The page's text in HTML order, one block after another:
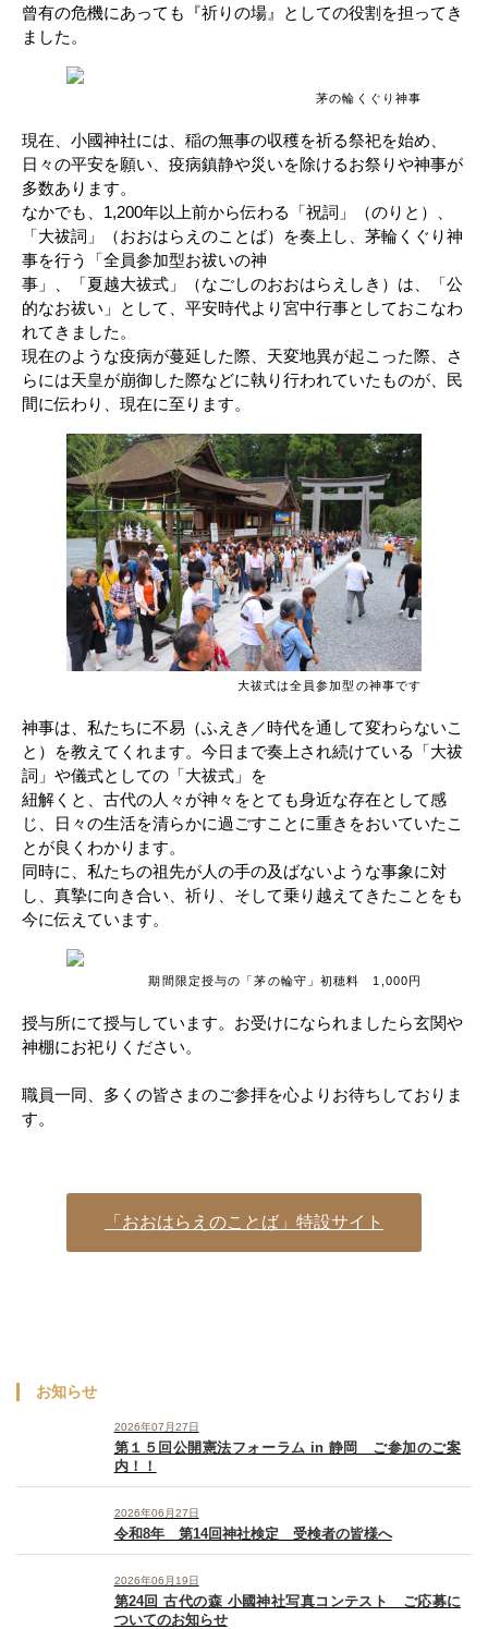
曾有の危機にあっても『祈りの場』としての役割を担ってき
ました。
茅の輪くぐり神事
現在、小國神社には、稲の無事の収穫を祈る祭祀を始め、
日々の平安を願い、疫病鎮静や災いを除けるお祭りや神事が
多数あります。
なかでも、1,200年以上前から伝わる「祝詞」（のりと）、
「大祓詞」（おおはらえのことば）を奏上し、茅輪くぐり神
事を行う「全員参加型お祓いの神
事」、「夏越大祓式」（なごしのおおはらえしき）は、「公
的なお祓い」として、平安時代より宮中行事としておこなわ
れてきました。
現在のような疫病が蔓延した際、天変地異が起こった際、さ
らには天皇が崩御した際などに執り行われていたものが、民
間に伝わり、現在に至ります。
大祓式は全員参加型の神事です
神事は、私たちに不易（ふえき／時代を通して変わらないこ
と）を教えてくれます。今日まで奏上され続けている「大祓
詞」や儀式としての「大祓式」を
紐解くと、古代の人々が神々をとても身近な存在として感
じ、日々の生活を清らかに過ごすことに重きをおいていたこ
とが良くわかります。
同時に、私たちの祖先が人の手の及ばないような事象に対
し、真摯に向き合い、祈り、そして乗り越えてきたことをも
今に伝えています。
期間限定授与の「茅の輪守」初穂料 1,000円
授与所にて授与しています。お受けになられましたら玄関や
神棚にお祀りください。
職員一同、多くの皆さまのご参拝を心よりお待ちしておりま
す。
「おおはらえのことば」特設サイト
お知らせ
2026年07月27日
第１５回公開憲法フォーラム in 静岡 ご参加のご案
内！！
2026年06月27日
令和8年 第14回神社検定 受検者の皆様へ
2026年06月19日
第24回 古代の森 小國神社写真コンテスト ご応募に
ついてのお知らせ